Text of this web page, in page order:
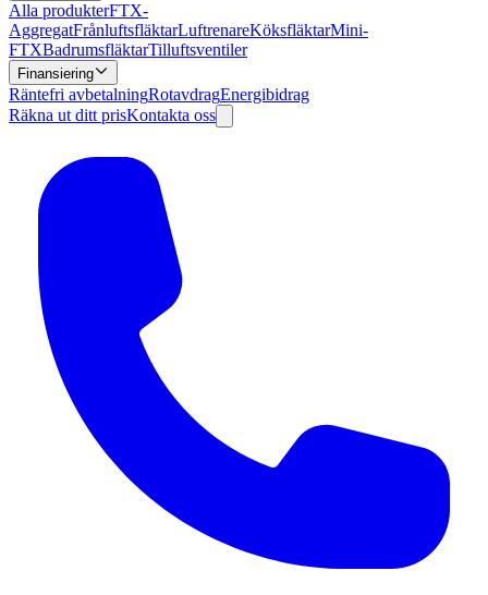
Alla produkterFTX-
AggregatFrånluftsfläktarLuftrenareKöksfläktarMini-
FTXBadrumsfläktarTilluftsventiler
Finansiering
Räntefri avbetalningRotavdragEnergibidrag
Räkna ut ditt prisKontakta oss